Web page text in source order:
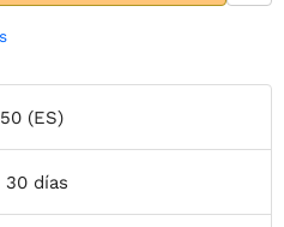
(ES)
días